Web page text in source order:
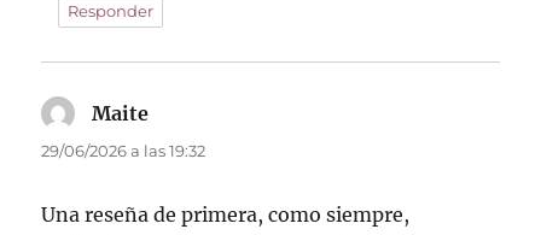
Responder
Maite
29/06/2026 a las 19:32
Una reseña de primera, como siempre,